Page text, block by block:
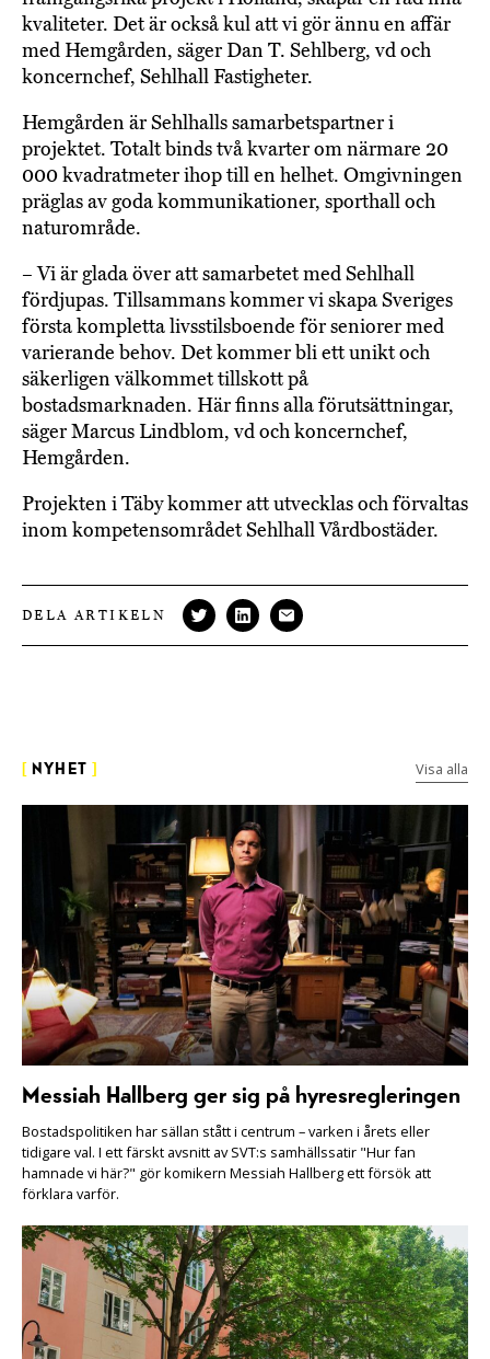
kvaliteter. Det är också kul att vi gör ännu en affär
med Hemgården, säger Dan T. Sehlberg, vd och
koncernchef, Sehlhall Fastigheter.
Hemgården är Sehlhalls samarbetspartner i
projektet. Totalt binds två kvarter om närmare 20
000 kvadratmeter ihop till en helhet. Omgivningen
präglas av goda kommunikationer, sporthall och
naturområde.
– Vi är glada över att samarbetet med Sehlhall
fördjupas. Tillsammans kommer vi skapa Sveriges
första kompletta livsstilsboende för seniorer med
varierande behov. Det kommer bli ett unikt och
säkerligen välkommet tillskott på
bostadsmarknaden. Här finns alla förutsättningar,
säger Marcus Lindblom, vd och koncernchef,
Hemgården.
Projekten i Täby kommer att utvecklas och förvaltas
inom kompetensområdet Sehlhall Vårdbostäder.
DELA ARTIKELN
NYHET Visa alla
Messiah Hallberg ger sig på hyresregleringen
Bostadspolitiken har sällan stått i centrum – varken i årets eller
tidigare val. I ett färskt avsnitt av SVT:s samhällssatir "Hur fan
hamnade vi här?" gör komikern Messiah Hallberg ett försök att
förklara varför.